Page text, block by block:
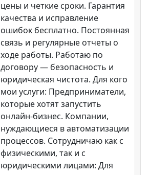
цены и четкие сроки. Гарантия
качества и исправление
ошибок бесплатно. Постоянная
связь и регулярные отчеты о
ходе работы. Работаю по
договору — безопасность и
юридическая чистота. Для кого
мои услуги: Предприниматели,
которые хотят запустить
онлайн-бизнес. Компании,
нуждающиеся в автоматизации
процессов. Сотрудничаю как с
физическими, так и с
юридическими лицами: Для